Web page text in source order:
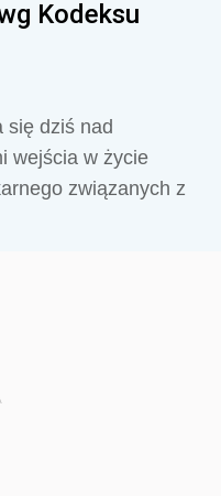
Kodeksu
się dziś nad
wejścia w życie
związanych z